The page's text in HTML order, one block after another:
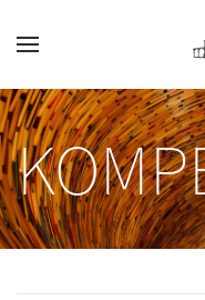
Zum Hauptinhalt